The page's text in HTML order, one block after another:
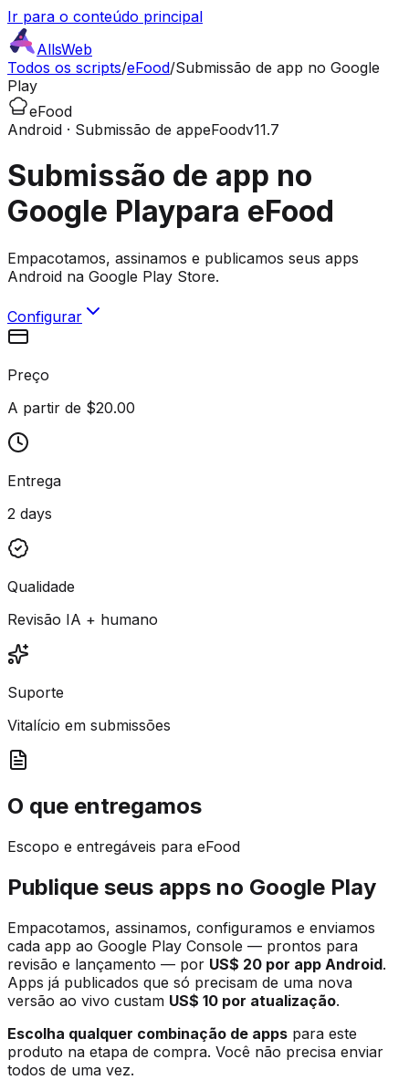
Ir para o conteúdo principal
AllsWeb
Todos os scripts/eFood/Submissão de app no Google
Play
eFood
Android · Submissão de appeFoodv11.7
Submissão de app no
Google Playpara eFood
Empacotamos, assinamos e publicamos seus apps
Android na Google Play Store.
Configurar
Preço
A partir de $20.00
Entrega
2 days
Qualidade
Revisão IA + humano
Suporte
Vitalício em submissões
O que entregamos
Escopo e entregáveis para eFood
Publique seus apps no Google Play
Empacotamos, assinamos, configuramos e enviamos
cada app ao Google Play Console — prontos para
revisão e lançamento — por US$ 20 por app Android.
Apps já publicados que só precisam de uma nova
versão ao vivo custam US$ 10 por atualização.
Escolha qualquer combinação de apps para este
produto na etapa de compra. Você não precisa enviar
todos de uma vez.